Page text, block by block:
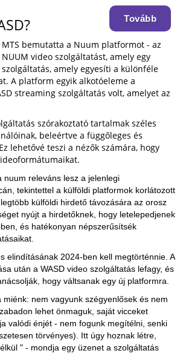
Tovább
bemutatta a Nuum platformot - az
video szolgáltatást, amely egy
amely egyesíti a különféle
A platform egyik alkotóeleme a
streaming szolgáltatás volt, amelyet az
szórakoztató tartalmak széles
beleértve a függőleges és
lehetővé teszi a nézők számára, hogy
nuum releváns lesz a jelenlegi
tekintettel a külföldi platformok korlátozott
külföldi hirdető távozására az orosz
nyújt a hirdetőknek, hogy letelepedjenek
és hatékonyan népszerűsítsék
elindításának 2024-ben kell megtörténnie. A
után a WASD video szolgáltatás lefagy, és
hogy váltsanak egy új platformra.
miénk: nem vagyunk szégyenlősek és nem
lehet önmaguk, saját vicceket
valódi énjét - nem fogunk megítélni, senki
törvényes). Itt úgy hoznak létre,
" - mondja egy üzenet a szolgáltatás